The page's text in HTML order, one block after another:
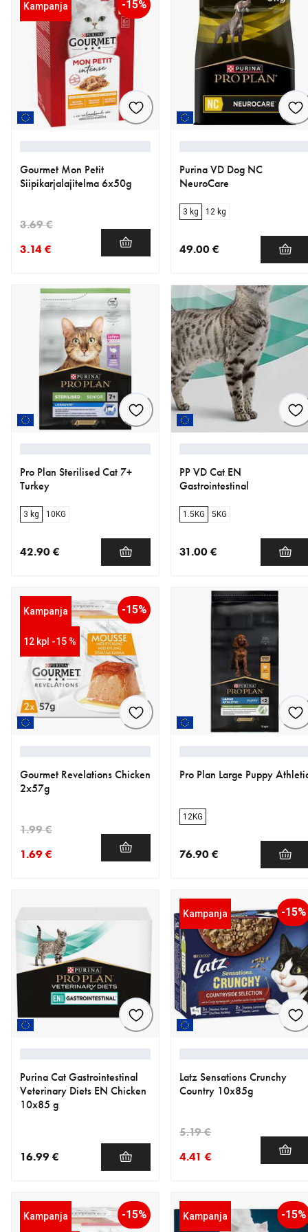
Kampanja -15%
Gourmet Mon Petit
Siipikarjalajitelma 6x50g
3.14 €
3.69 €
Purina VD Dog NC
NeuroCare
3 kg 12 kg
49.00 €
Pro Plan Sterilised Cat 7+
Turkey
3 kg 10KG
42.90 €
PP VD Cat EN
Gastrointestinal
1.5KG 5KG
31.00 €
Kampanja
12 kpl -15 %
-15%
Gourmet Revelations Chicken
2x57g
1.69 €
1.99 €
Pro Plan Large Puppy
12KG
76.90 €
Purina Cat Gastrointestinal
Veterinary Diets EN Chicken
10x85 g
16.99 €
Kampanja -15%
Latz Sensations Crunchy
Country 10x85g
4.41 €
5.19 €
Kampanja -15% Kampanja -15%